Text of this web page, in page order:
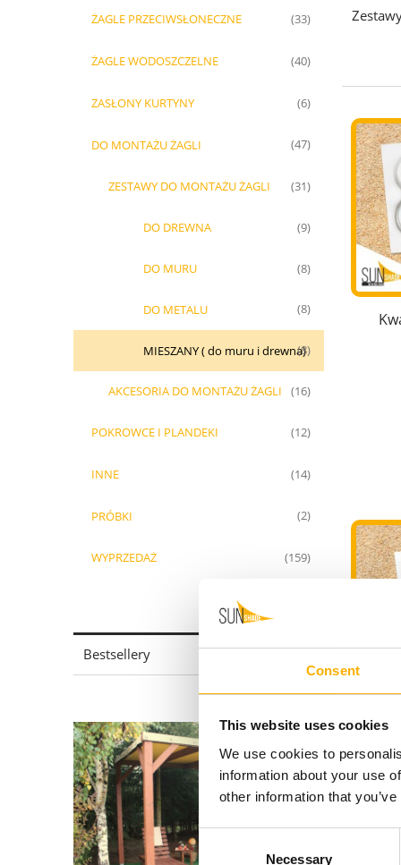
Consent
This website uses cookies
We use cookies to
information about your use
other information that
Selection
Necessary
ŻAGLE PRZECIWSŁONECZNE (33)
ŻAGLE WODOSZCZELNE (40)
ZASŁONY KURTYNY (6)
DO MONTAŻU ŻAGLI (47)
ZESTAWY DO MONTAŻU ŻAGLI (31)
DO DREWNA (9)
DO MURU (8)
DO METALU (8)
MIESZANY ( do muru i drewna)
(8)
AKCESORIA DO MONTAŻU ŻAGLI (16)
POKROWCE I PLANDEKI (12)
INNE (14)
PRÓBKI (2)
WYPRZEDAŻ (159)
Bestsellery